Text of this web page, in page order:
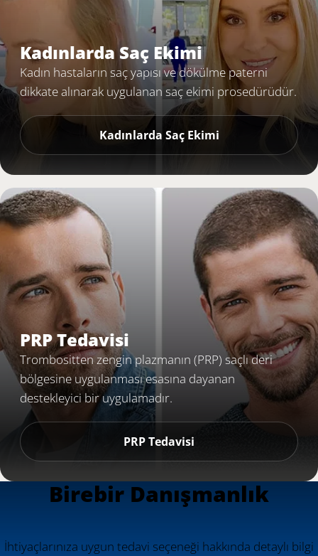
Kadınlarda Saç Ekimi
Kadın hastaların saç yapısı ve dökülme paterni
dikkate alınarak uygulanan saç ekimi prosedürüdür.
Kadınlarda Saç Ekimi
PRP Tedavisi
Trombositten zengin plazmanın (PRP) saçlı deri
bölgesine uygulanması esasına dayanan
destekleyici bir uygulamadır.
PRP Tedavisi
Birebir Danışmanlık
İhtiyaçlarınıza uygun tedavi seçeneği hakkında detaylı bilgi